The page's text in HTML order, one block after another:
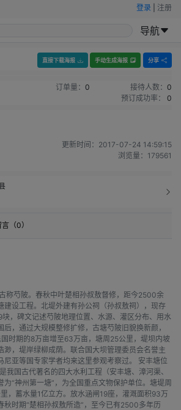
登录 注册
导航
直接下载海报 手动生成海报 分享
订单量： 0 接待人数： 0
预订成功率：
0
更新时间： 2017-07-24 14:59:15
浏览量： 179561
言（0）
称芍陂。春秋中叶楚相孙叔敖督修，距今2500余
建设工程。北堤外建有孙公祠（孙叔敖祠），现存
，碑文记述芍陂地理位置、水源、灌区分布、用水
，通过大规模整修扩修，古塘芍陂旧貌换新颜，
时期的8万亩增至63万亩，塘周25公里，堤坝内坡
渺，堤岸绿柳成荫。联合国大坝管理委员会名誉主
尼亚等国专家学者均来这里参观考察过。 安丰塘位
我国古代著名的四大水利工程（安丰塘、漳河渠、
“神州第一塘”，为全国重点文物保护单位。塘堤周
，蓄水量1亿立方。放水涵闸19座，灌溉面积93万
秋时期“楚相孙叔敖所造”，至今已有2500多年历